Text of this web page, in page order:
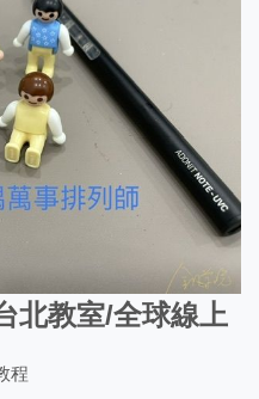
北教室/全球線上
程